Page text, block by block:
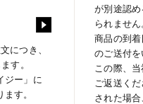
につき、
す。
ジー」に
す。
が別途認
られません
商品の到
のご送付
この際、
ご返送く
された場